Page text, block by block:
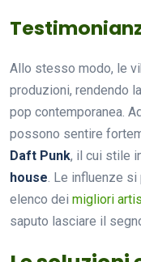
Allo stesso modo, le
produzioni, rendendo
pop contemporanea.
possono sentire
Daft Punk, il cui stile
house. Le influenze
elenco dei migliori
saputo lasciare il